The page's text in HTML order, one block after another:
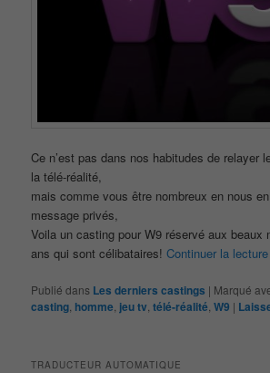
Ce n’est pas dans nos habitudes de relayer
la télé-réalité,
mais comme vous être nombreux en nous
message privés,
Voila un casting pour W9 réservé aux beaux
ans qui sont célibataires!Continuer la lecture
Publié dans Les derniers castings | Marqué
casting homme jeu tv ,télé-réalité ,W9 |
TRADUCTEUR AUTOMATIQUE